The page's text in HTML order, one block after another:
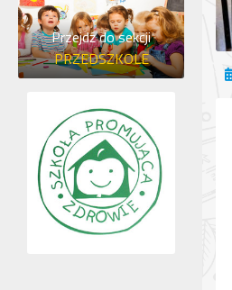
Przejdź do sekcji
PRZEDSZKOLE